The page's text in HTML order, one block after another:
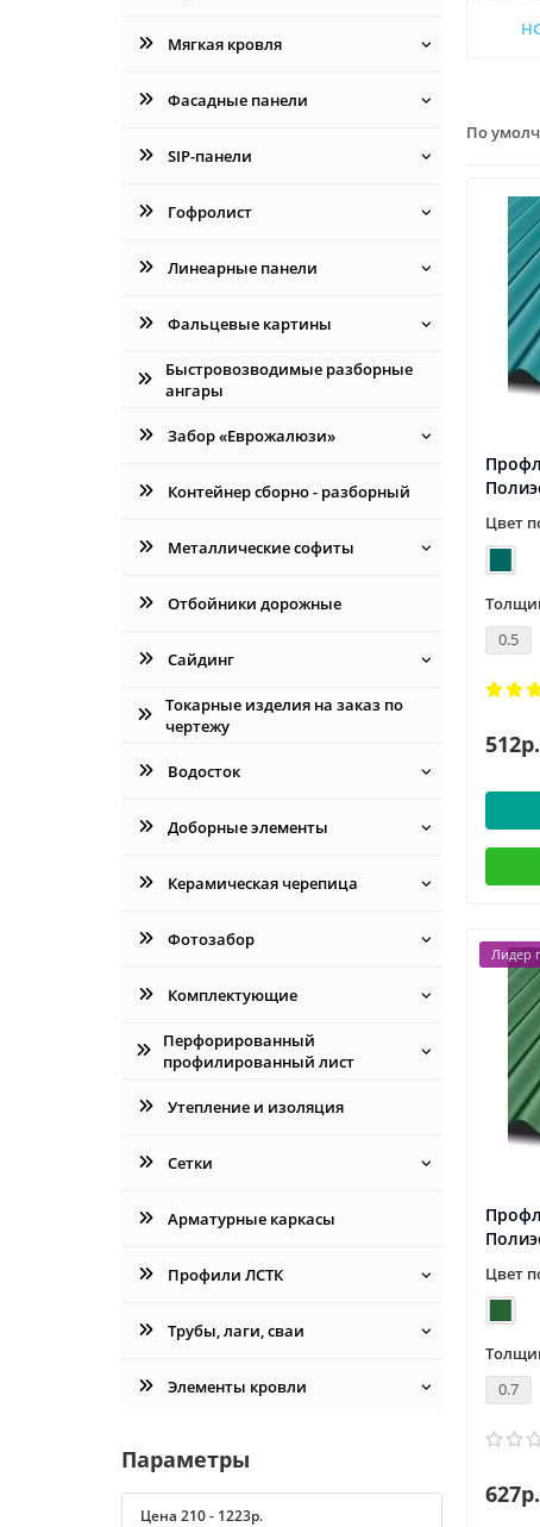
Мягкая кровля
Фасадные панели
SIP-панели
Гофролист
Линеарные панели
Фальцевые картины
Быстровозводимые разборные
ангары
Забор «Еврожалюзи»
Контейнер сборно - разборный
Металлические софиты
Отбойники дорожные
Сайдинг
Токарные изделия на заказ по
чертежу
Водосток
Доборные элементы
Керамическая черепица
Фотозабор
Комплектующие
Перфорированный
профилированный лист
Утепление и изоляция
Сетки
Арматурные каркасы
Профили ЛСТК
Трубы, лаги, сваи
Элементы кровли
Параметры
Цена 210- 1223р.
По
Цвет
0.5
512р.
Лидер
Цвет
0.7
627р.